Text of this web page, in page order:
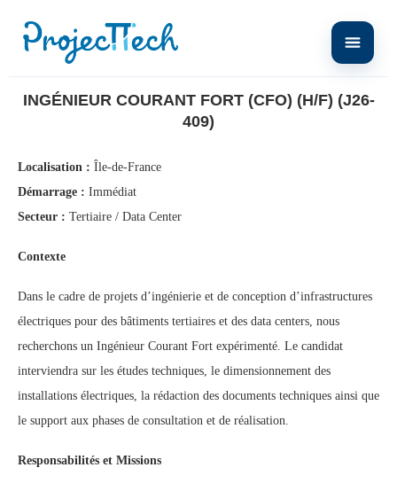
INGÉNIEUR COURANT FORT (CFO) (H/F) (J26-
409)
Localisation : Île-de-France
Démarrage : Immédiat
Secteur : Tertiaire / Data Center
Contexte
Dans le cadre de projets d’ingénierie et de conception d’infrastructures
électriques pour des bâtiments tertiaires et des data centers, nous
recherchons un Ingénieur Courant Fort expérimenté. Le candidat
interviendra sur les études techniques, le dimensionnement des
installations électriques, la rédaction des documents techniques ainsi que
le support aux phases de consultation et de réalisation.
Responsabilités et Missions